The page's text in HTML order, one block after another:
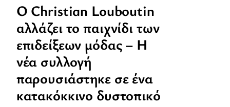
Ο Christian Louboutin
αλλάζει το παιχνίδι των
επιδείξεων μόδας – Η
νέα συλλογή
παρουσιάστηκε σε ένα
κατακόκκινο δυστοπικό